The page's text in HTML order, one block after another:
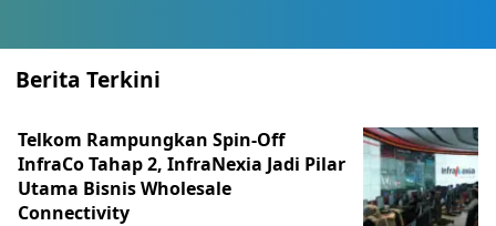
Berita Terkini
Telkom Rampungkan Spin-Off
InfraCo Tahap 2, InfraNexia Jadi Pilar
Utama Bisnis Wholesale
Connectivity